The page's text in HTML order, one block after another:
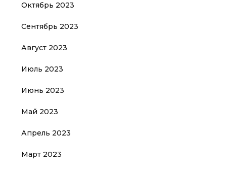
Октябрь 2023
Сентябрь 2023
Август 2023
Июль 2023
Июнь 2023
Май 2023
Апрель 2023
Март 2023